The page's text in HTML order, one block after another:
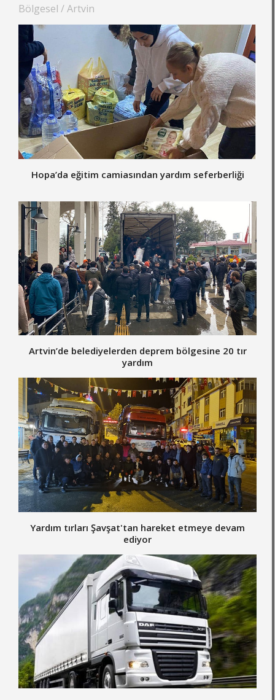
Bölgesel / Artvin
Hopa’da eğitim camiasından yardım seferberliği
Artvin’de belediyelerden deprem bölgesine 20 tır
yardım
Yardım tırları Şavşat'tan hareket etmeye devam
ediyor